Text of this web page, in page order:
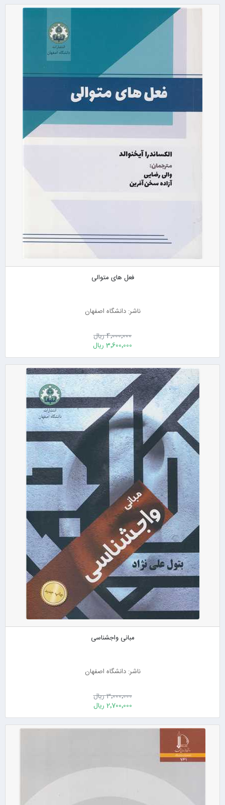
فعل های متوالی
ناشر: دانشگاه اصفهان
4٬000٬000 ریال
3٬600٬000 ریال
مبانی واجشناسی
ناشر: دانشگاه اصفهان
3٬000٬000 ریال
2٬700٬000 ریال